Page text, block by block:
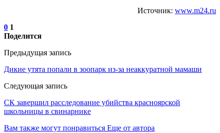
Источник: www.m24.ru
0 1
Поделится
Предыдущая запись
Дикие утята попали в зоопарк из-за неаккуратной мамаши
Следующая запись
СК завершил расследование убийства красноярской
школьницы в свинарнике
Вам также могут понравиться Еще от автора